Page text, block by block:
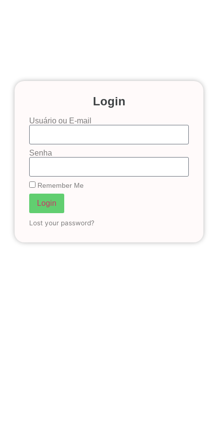
Login
Usuário ou E-mail
Senha
Remember Me
Login
Lost your password?